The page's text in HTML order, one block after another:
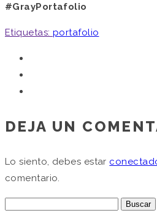
#GrayPortafolio
Etiquetas: portafolio
DEJA UN
Lo siento, debes estar
comentario.